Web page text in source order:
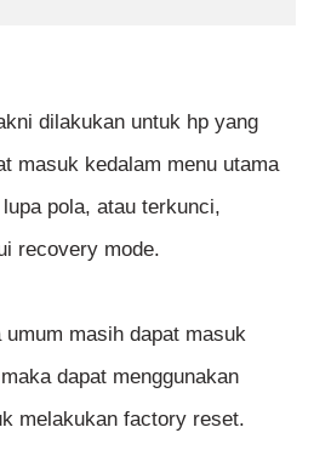
dilakukan untuk hp yang
masuk kedalam menu utama
pola, atau terkunci,
recovery mode.
masih dapat masuk
dapat menggunakan
melakukan factory reset.